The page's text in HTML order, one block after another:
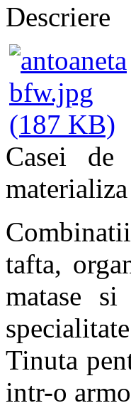
Descriere
Casei de
tafta,
matase
Tinuta
intr-o